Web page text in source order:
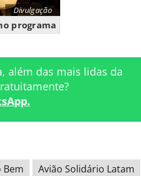
Divulgação
programa
além das mais lidas da
Bem
Avião Solidário Latam